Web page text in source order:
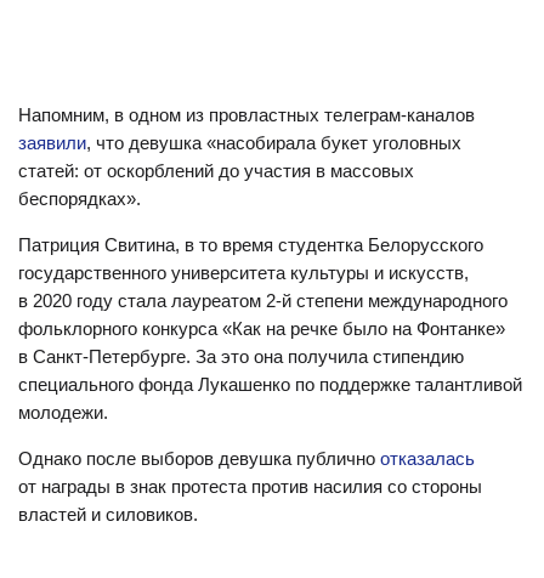
Напомним, в одном из провластных телеграм-каналов
заявили, что девушка «насобирала букет уголовных
статей: от оскорблений до участия в массовых
беспорядках».
Патриция Свитина, в то время студентка Белорусского
государственного университета культуры и искусств,
в 2020 году стала лауреатом 2-й степени международного
фольклорного конкурса «Как на речке было на Фонтанке»
в Санкт-Петербурге. За это она получила стипендию
специального фонда Лукашенко по поддержке талантливой
молодежи.
Однако после выборов девушка публично отказалась
от награды в знак протеста против насилия со стороны
властей и силовиков.